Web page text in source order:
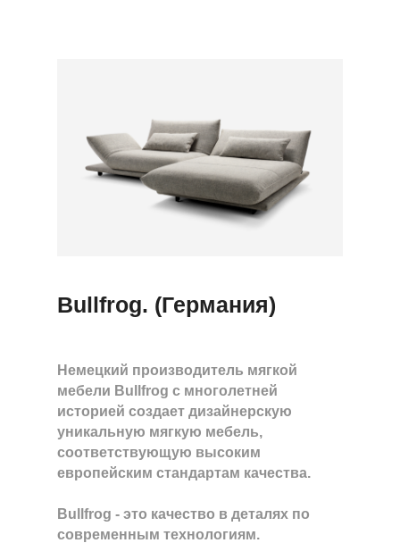
Bullfrog. (Германия)
Немецкий производитель мягкой
мебели Bullfrog с многолетней
историей создает дизайнерскую
уникальную мягкую мебель,
соответствующую высоким
европейским стандартам качества.
Bullfrog - это качество в деталях по
современным технологиям.